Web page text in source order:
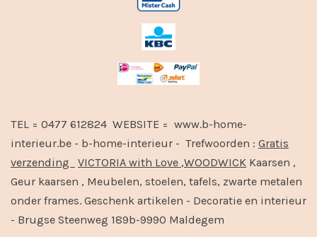
TEL = 0477 612824 WEBSITE = www.b-home-
interieur.be - b-home-interieur - Trefwoorden : Gratis
verzending
VICTORIA with Love ,WOODWICK Kaarsen ,
Geur kaarsen , Meubelen, stoelen, tafels, zwarte metalen
onder frames. Geschenk artikelen - Decoratie en interieur
- Brugse Steenweg 189b-9990 Maldegem